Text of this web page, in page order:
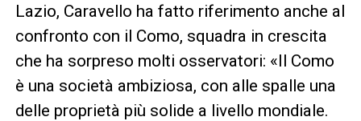
Lazio, Caravello ha fatto riferimento anche al
confronto con il Como, squadra in crescita
che ha sorpreso molti osservatori: «Il Como
è una società ambiziosa, con alle spalle una
delle proprietà più solide a livello mondiale.